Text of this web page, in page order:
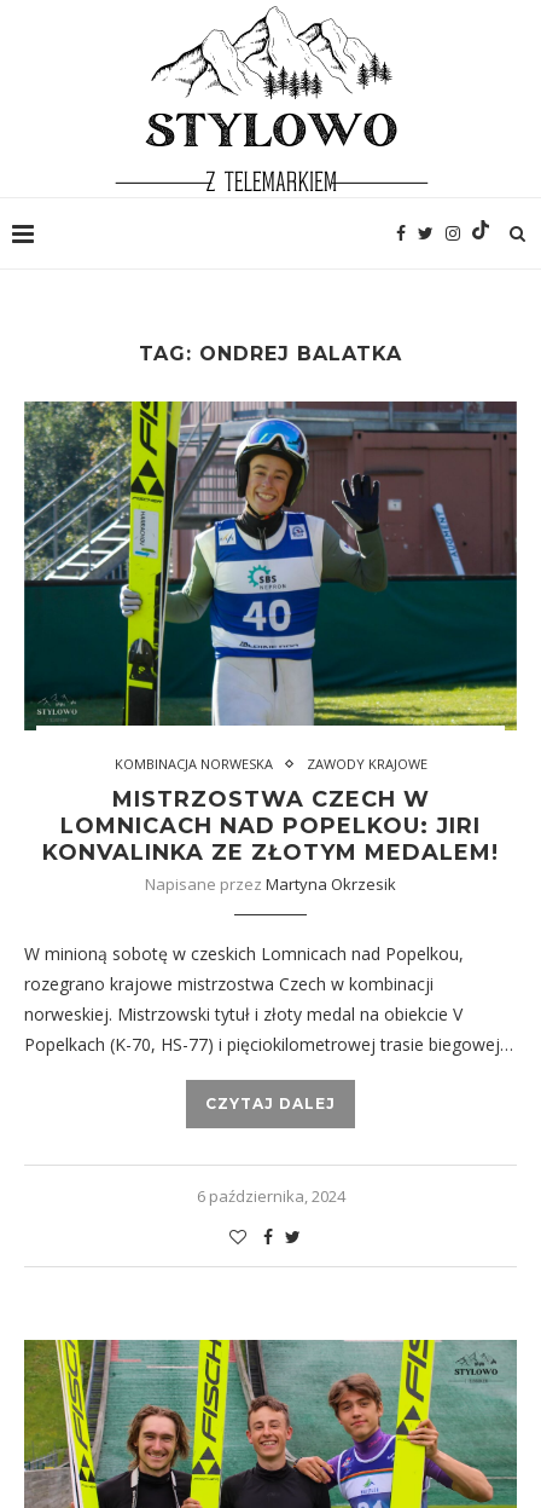
TAG: ONDREJ BALATKA
KOMBINACJA NORWESKA ZAWODY KRAJOWE
MISTRZOSTWA CZECH W
LOMNICACH NAD POPELKOU: JIRI
KONVALINKA ZE ZŁOTYM MEDALEM!
Napisane przez Martyna Okrzesik
W minioną sobotę w czeskich Lomnicach nad Popelkou,
rozegrano krajowe mistrzostwa Czech w kombinacji
norweskiej. Mistrzowski tytuł i złoty medal na obiekcie V
Popelkach (K-70, HS-77) i pięciokilometrowej trasie biegowej…
CZYTAJ DALEJ
6 października, 2024